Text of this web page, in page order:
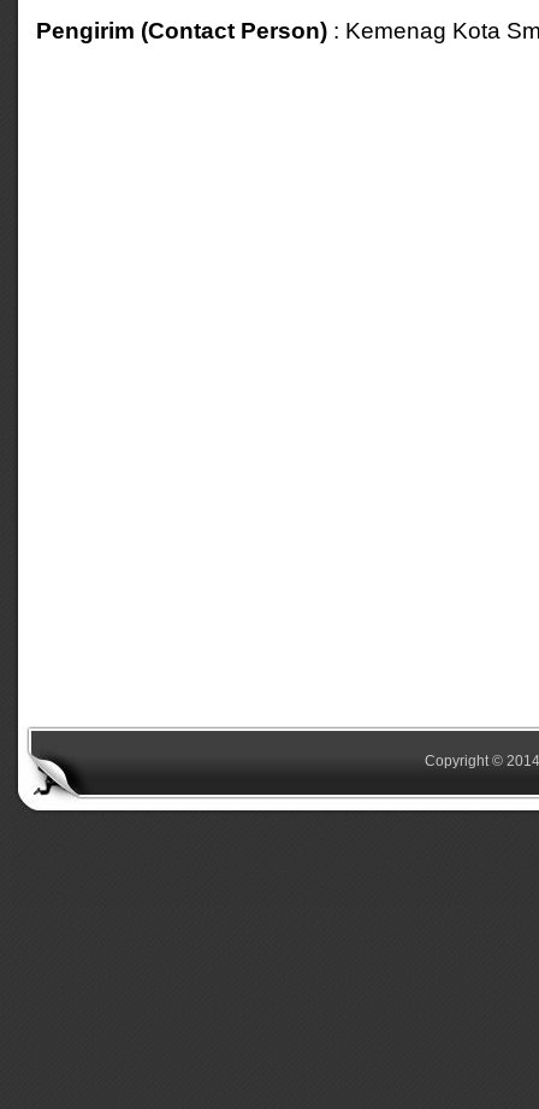
Pengirim (Contact Person) : Kemenag Kota
Copyright ©